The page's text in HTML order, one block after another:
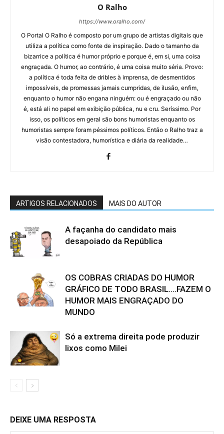
O Ralho
https://www.oralho.com/
O Portal O Ralho é composto por um grupo de artistas digitais que
utiliza a política como fonte de inspiração. Dado o tamanho da
bizarrice a política é humor próprio e porque é, em si, uma coisa
engraçada. O humor, ao contrário, é uma coisa muito séria. Provo:
a política é toda feita de dribles à imprensa, de desmentidos
impossíveis, de promessas jamais cumpridas, de ilusão, enfim,
enquanto o humor não engana ninguém: ou é engraçado ou não
é, está ali no papel em exibição pública, nu e cru. Seríssimo. Por
isso, os políticos em geral são bons humoristas enquanto os
humoristas sempre foram péssimos políticos. Então o Ralho traz a
visão contestadora, humorística e diária da realidade…
ARTIGOS RELACIONADOS MAIS DO AUTOR
A façanha do candidato mais
desapoiado da República
OS COBRAS CRIADAS DO HUMOR
GRÁFICO DE TODO BRASIL….FAZEM O
HUMOR MAIS ENGRAÇADO DO
MUNDO
Só a extrema direita pode produzir
lixos como Milei
DEIXE UMA RESPOSTA